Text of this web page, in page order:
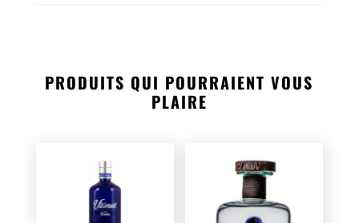
PRODUITS QUI POURRAIENT VOUS
PLAIRE